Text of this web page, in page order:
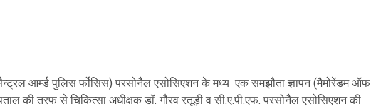
आर्म्ड पुलिस र्फोसिस) परसोनैल एसोसिएशन के मध्य एक समझौता ज्ञापन (मैमोरेंडम ऑफ
की तरफ से चिकित्सा अधीक्षक डॉ. गौरव रतूड़ी व सी.ए.पी.एफ. परसोनैल एसोसिएशन की